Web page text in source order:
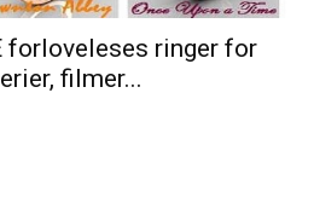
forloveleses ringer for
filmer...